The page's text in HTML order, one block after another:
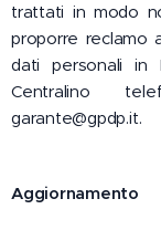
trattati in modo
proporre reclamo
dati personali in
Centralino
garante@gpdp.it.
Aggiornamento